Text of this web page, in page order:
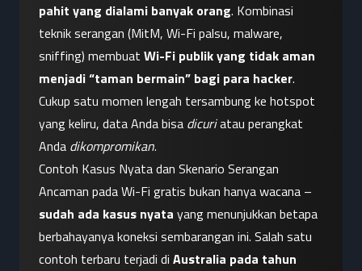
pahit yang dialami banyak orang. Kombinasi
teknik serangan (MitM, Wi-Fi palsu, malware,
sniffing) membuat Wi-Fi publik yang tidak aman
menjadi “taman bermain” bagi para hacker.
Cukup satu momen lengah tersambung ke hotspot
yang keliru, data Anda bisa dicuri atau perangkat
Anda dikompromikan.
Contoh Kasus Nyata dan Skenario Serangan
sudah ada kasus nyata yang menunjukkan betapa
berbahayanya koneksi sembarangan ini. Salah satu
contoh terbaru terjadi di Australia pada tahun